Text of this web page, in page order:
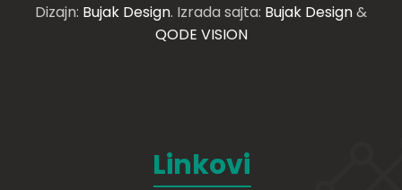
Dizajn: Bujak Design. Izrada sajta: Bujak Design&
QODE VISION
Linkovi